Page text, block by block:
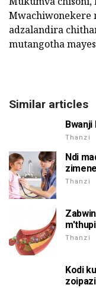
Mwachiwonekere
adzalandira
mutangotha
Similar articles
Bwanji
Thanzi
Ndi
zimene
Thanzi
Thanzi
Kodi
zoipazi